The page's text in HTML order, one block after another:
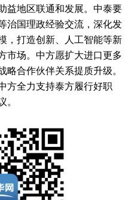
益地区联通和发展。中泰要
治国理政经验交流，深化发
，打造创新、人工智能等新
市场。中方愿扩大进口更多
合作伙伴关系提质升级。
方全力支持泰方履行好职